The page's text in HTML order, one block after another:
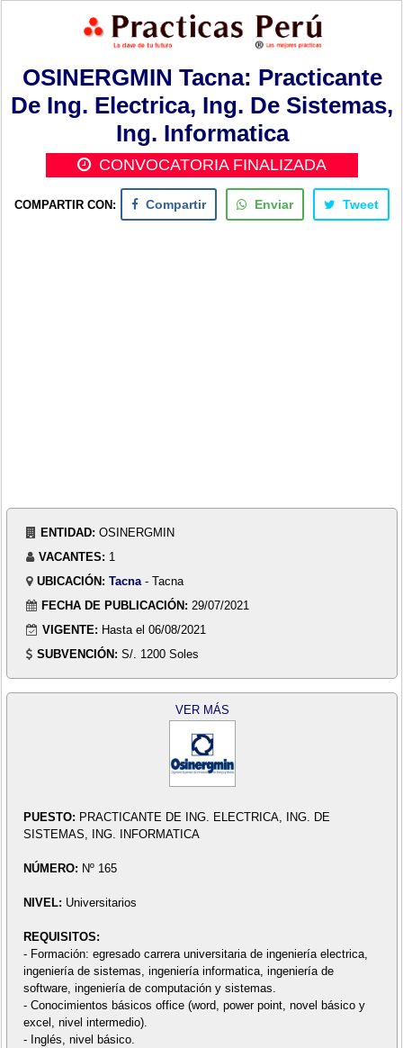
OSINERGMIN Tacna: Practicante
De Ing. Electrica, Ing. De Sistemas,
Ing. Informatica
CONVOCATORIA FINALIZADA
COMPARTIR CON: Compartir Enviar Tweet
ENTIDAD: OSINERGMIN
VACANTES: 1
UBICACIÓN: Tacna - Tacna
FECHA DE PUBLICACIÓN: 29/07/2021
VIGENTE: Hasta el 06/08/2021
SUBVENCIÓN: S/. 1200 Soles
VER MÁS
PUESTO: PRACTICANTE DE ING. ELECTRICA, ING. DE
SISTEMAS, ING. INFORMATICA
NÚMERO: Nº 165
NIVEL: Universitarios
REQUISITOS:
- Formación: egresado carrera universitaria de ingeniería electrica,
ingeniería de sistemas, ingeniería informatica, ingeniería de
software, ingeniería de computación y sistemas.
- Conocimientos básicos office (word, power point, novel básico y
excel, nivel intermedio).
- Inglés, nivel básico.